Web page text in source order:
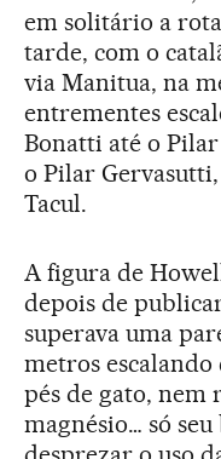
em solitário a
tarde, com o
via Manitua, na
entrementes
Bonatti até o
o Pilar
Tacul.
A figura de
depois de
superava uma
metros
pés de gato, nem
magnésio… só